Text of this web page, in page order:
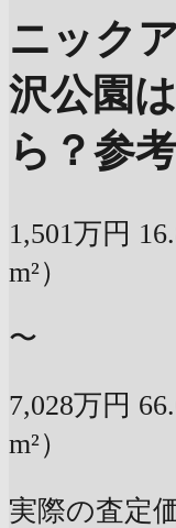
ニック
沢公園
ら？参
1,501万円
m²）
〜
7,028万円
m²）
実際の査定